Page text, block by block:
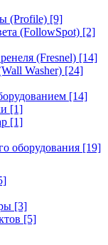
(Profile) [9]
(FollowSpot) [2]
(Fresnel) [14]
Washer) [24]
[14]
[1]
[1]
оборудования [19]
[3]
[5]